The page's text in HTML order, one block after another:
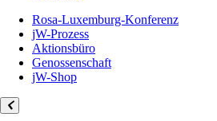
Rosa-Luxemburg-Konferenz
jW-Prozess
Aktionsbüro
Genossenschaft
jW-Shop